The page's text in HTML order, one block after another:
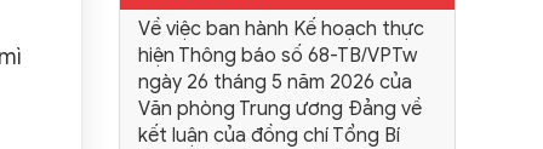
Về việc ban hành Kế hoạch thực
hiện Thông báo số 68-TB/VPTw
ngày 26 tháng 5 năm 2026 của
Văn phòng Trung ương Đảng về
kết luận của đồng chí Tổng Bí